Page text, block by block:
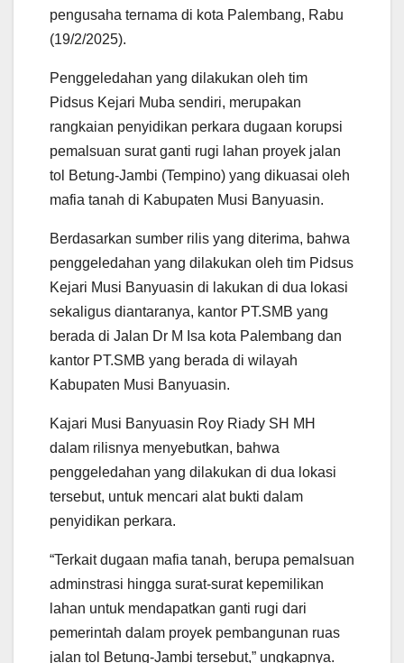
pengusaha ternama di kota Palembang, Rabu
(19/2/2025).
Penggeledahan yang dilakukan oleh tim
Pidsus Kejari Muba sendiri, merupakan
rangkaian penyidikan perkara dugaan korupsi
pemalsuan surat ganti rugi lahan proyek jalan
tol Betung-Jambi (Tempino) yang dikuasai oleh
mafia tanah di Kabupaten Musi Banyuasin.
Berdasarkan sumber rilis yang diterima, bahwa
penggeledahan yang dilakukan oleh tim Pidsus
Kejari Musi Banyuasin di lakukan di dua lokasi
sekaligus diantaranya, kantor PT.SMB yang
berada di Jalan Dr M Isa kota Palembang dan
kantor PT.SMB yang berada di wilayah
Kabupaten Musi Banyuasin.
Kajari Musi Banyuasin Roy Riady SH MH
dalam rilisnya menyebutkan, bahwa
penggeledahan yang dilakukan di dua lokasi
tersebut, untuk mencari alat bukti dalam
penyidikan perkara.
“Terkait dugaan mafia tanah, berupa pemalsuan
adminstrasi hingga surat-surat kepemilikan
lahan untuk mendapatkan ganti rugi dari
pemerintah dalam proyek pembangunan ruas
jalan tol Betung-Jambi tersebut,” ungkapnya.